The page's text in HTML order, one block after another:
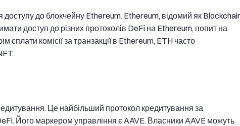
до блокчейну Ethereum. Ethereum, відомий як
доступ до різних протоколів DeFi на Ethereum, попит на
сплати комісії за транзакції в Ethereum, ETH часто
Це найбільший протокол кредитування за
Його маркером управління є AAVE. Власники AAVE можуть